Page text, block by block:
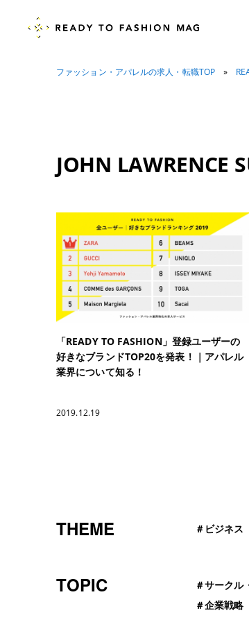
ファッション・アパレルの求人・転職TOP »
JOHN LAWRENCE
「READY TO FASHION」登録ユーザーの
好きなブランドTOP20を発表！｜アパレル
業界について知る！
2019.12.19
THEME ＃ ビジネス
TOPIC ＃サークル
＃企業戦略